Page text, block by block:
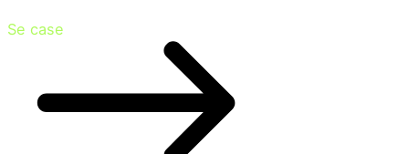
Se case